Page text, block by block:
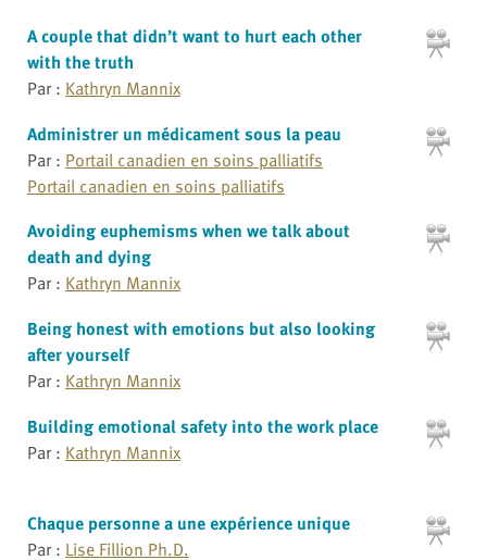
A couple that didn’t want to hurt each other
with the truth
Par : Kathryn Mannix
Administrer un médicament sous la peau
Par : Portail canadien en soins palliatifs
Portail canadien en soins palliatifs
Avoiding euphemisms when we talk about
death and dying
Par : Kathryn Mannix
Being honest with emotions but also looking
after yourself
Par : Kathryn Mannix
Building emotional safety into the work place
Par : Kathryn Mannix
Chaque personne a une expérience unique
Par : Lise Fillion Ph.D.